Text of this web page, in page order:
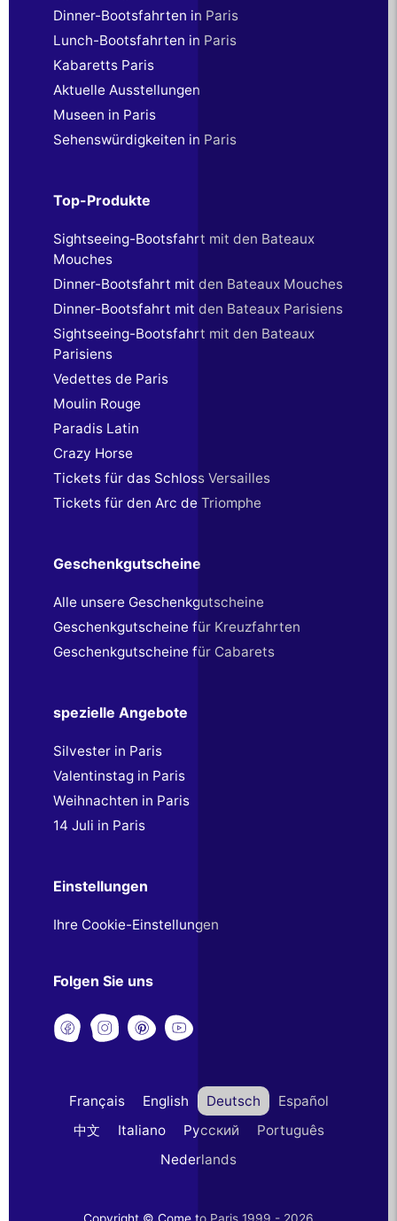
Dinner-Bootsfahrten in Paris
Lunch-Bootsfahrten in Paris
Kabaretts Paris
Aktuelle Ausstellungen
Museen in Paris
Sehenswürdigkeiten in Paris
Top-Produkte
Sightseeing-Bootsfahrt mit den Bateaux
Mouches
Dinner-Bootsfahrt mit den Bateaux Mouches
Dinner-Bootsfahrt mit den Bateaux Parisiens
Sightseeing-Bootsfahrt mit den Bateaux
Parisiens
Vedettes de Paris
Moulin Rouge
Paradis Latin
Crazy Horse
Tickets für das Schloss Versailles
Tickets für den Arc de Triomphe
Geschenkgutscheine
Alle unsere Geschenkgutscheine
Geschenkgutscheine für Kreuzfahrten
Geschenkgutscheine für Cabarets
spezielle Angebote
Silvester in Paris
Valentinstag in Paris
Weihnachten in Paris
14 Juli in Paris
Einstellungen
Ihre Cookie-Einstellungen
Folgen Sie uns
Français English Deutsch
Español
中文
Italiano Русский
Português
Nederlands
Copyright © Come to Paris 1999 - 2026